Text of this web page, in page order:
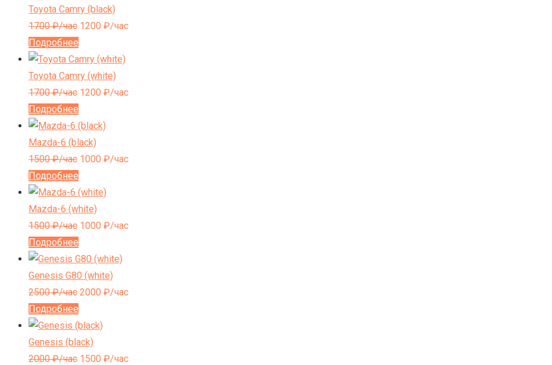
Toyota Camry (black)
1700₽/час 1200 ₽/час
Подробнее
Toyota Camry (white)
1700₽/час 1200 ₽/час
Подробнее
Mazda-6 (black)
1500₽/час 1000 ₽/час
Подробнее
Mazda-6 (white)
1500₽/час 1000 ₽/час
Подробнее
Genesis G80 (white)
2500₽/час 2000 ₽/час
Подробнее
Genesis (black)
2000₽/час 1500 ₽/час